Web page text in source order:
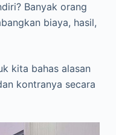
Banyak orang
biaya, hasil,
kita bahas alasan
kontranya secara